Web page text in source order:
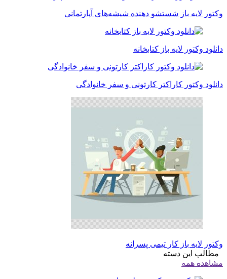
وکتور لایه باز شستشو دهنده شیشه‌های آپارتمانی
دانلود وکتور لایه باز کتابخانه
دانلود وکتور کاراکتر کارتونی و سفر خانوادگی
وکتور لایه باز کار تیمی پسرانه
مطالب این دسته
مشاهده همه